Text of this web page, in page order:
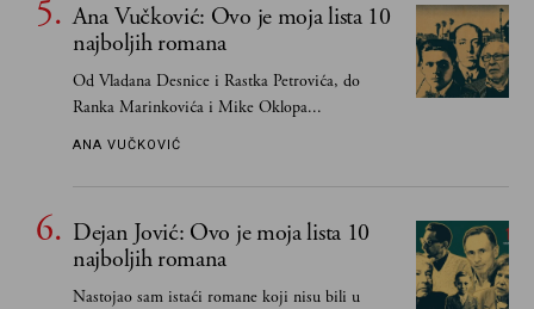
Ana Vučković: Ovo je moja lista 10
najboljih romana
Od Vladana Desnice i Rastka Petrovića, do
Ranka Marinkovića i Mike Oklopa...
ANA VUČKOVIĆ
Dejan Jović: Ovo je moja lista 10
najboljih romana
Nastojao sam istaći romane koji nisu bili u